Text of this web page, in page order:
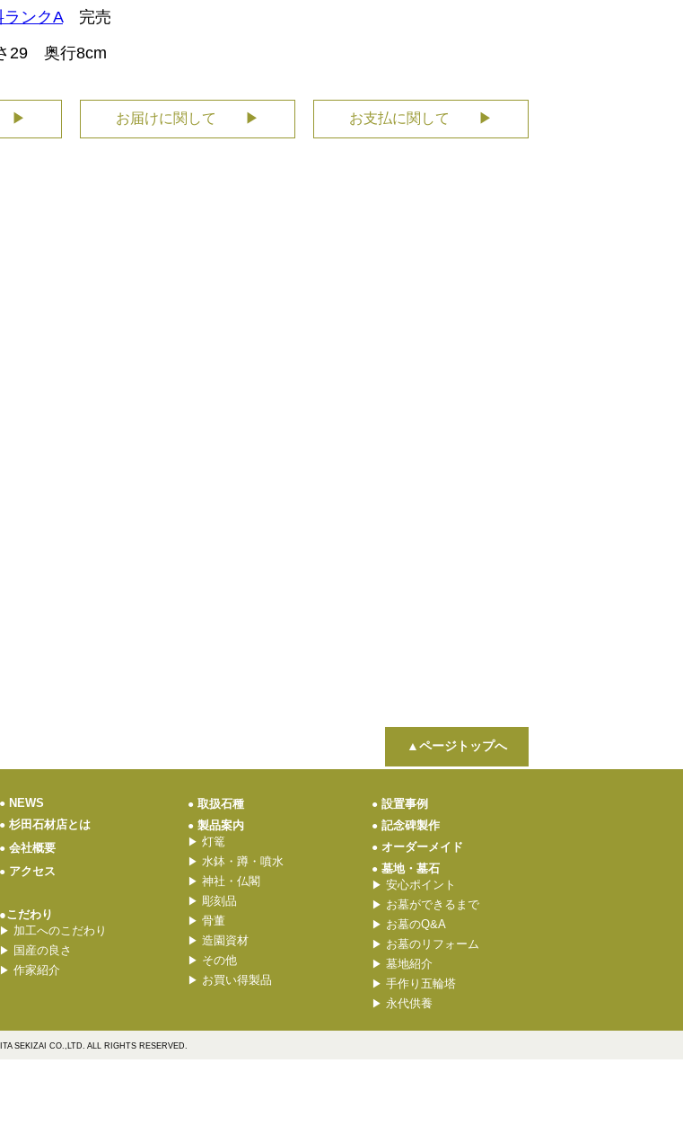
ランクA完売
29 奥行8cm
▶ お届けに関して ▶ お支払に関して ▶
▲ページトップへ
● NEWS
● 杉田石材店とは
● 会社概要
● アクセス
●こだわり
▶ 加工へのこだわり
▶ 国産の良さ
▶ 作家紹介
● 取扱石種
● 製品案内
▶ 灯篭
▶ 水鉢・蹲・噴水
▶ 神社・仏閣
▶ 彫刻品
▶ 骨董
▶ 造園資材
▶ その他
▶ お買い得製品
● 設置事例
● 記念碑製作
● オーダーメイド
● 墓地・墓石
▶ 安心ポイント
▶ お墓ができるまで
▶ お墓のQ&A
▶ お墓のリフォーム
▶ 墓地紹介
▶ 手作り五輪塔
▶ 永代供養
SEKIZAI CO.,LTD. ALL RIGHTS RESERVED.